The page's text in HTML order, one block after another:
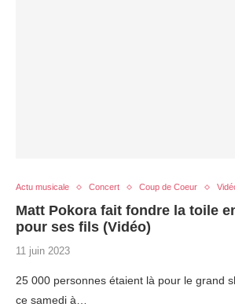
Actu musicale Concert Coup de Coeur
Matt Pokora fait fondre la toile
pour ses fils (Vidéo)
11 juin 2023
25 000 personnes étaient là pour le grand
ce samedi à…